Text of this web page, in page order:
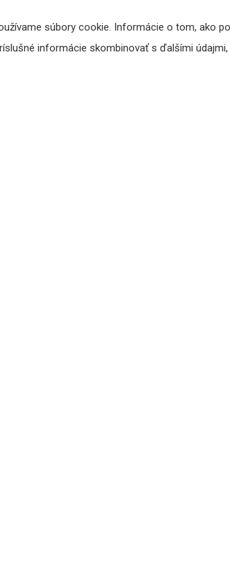
súbory cookie. Informácie o tom, ako
informácie skombinovať s ďalšími